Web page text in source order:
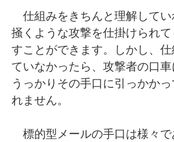
仕組みをきちんと理解してい
掻くような攻撃を仕掛けられ
すことができます。しかし、仕
ていなかったら、攻撃者の口車
うっかりその手口に引っかか
れません。
標的型メールの手口は様々で